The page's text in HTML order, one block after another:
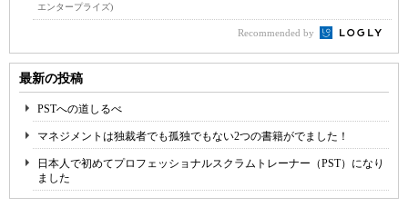
エンタープライズ)
Recommended by
最新の投稿
PSTへの道しるべ
マネジメントは独裁者でも孤独でもない2つの書籍がでました！
日本人で初めてプロフェッショナルスクラムトレーナー（PST）になり
ました